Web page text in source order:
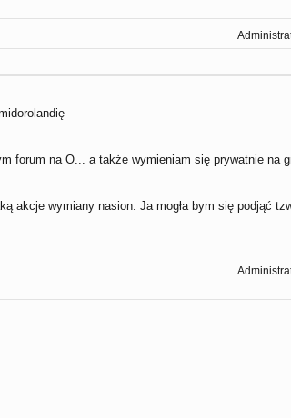
forum na O... a także wymieniam się prywatnie na
akcje wymiany nasion. Ja mogła bym się podjąć